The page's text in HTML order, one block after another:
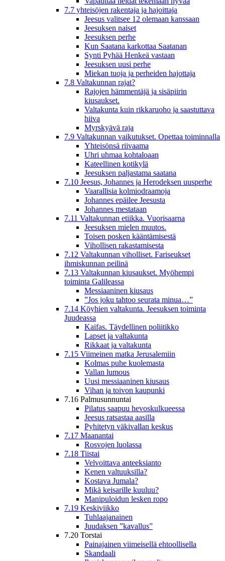
7.7 yhteisöjen rakentaja ja hajoittaja
Jeesus valitsee 12 olemaan kanssaan
Jeesuksen naiset
Jeesuksen perhe
Kun Saatana karkottaa Saatanan
Synti Pyhää Henkeä vastaan
Jeesuksen uusi perhe
Miekan tuoja ja perheiden hajottaja
7.8 Valtakunnan rajat?
Rajojen hämmentäjä ja sisäpiirin
kiusaukset.
Valtakunta kuin rikkaruoho ja saastuttava
hiiva
Myrskyävä raja
7.9 Valtakunnan vaikutukset. Opettaa toiminnalla
Yhteisönsä riivaama
Uhri uhmaa kohtaloaan
Kateellinen kotikylä
Jeesuksen paljastama saatana
7.10 Jeesus, Johannes ja Herodeksen uusperhe
Vaarallisia kolmiodraamoja
Johannes epäilee Jeesusta
Johannes mestataan
7.11 Valtakunnan etiikka. Vuorisaarna
Jeesuksen mielen muutos.
Toisen posken kääntämisestä
Vihollisen rakastamisesta
7.12 Valtakunnan viholliset. Fariseukset
ihmiskunnan peilinä
7.13 Valtakunnan kiusaukset. Myöhempi
toiminta Galileassa
Messiaaninen kiusaus
”Jos joku tahtoo seurata minua…”
7.14 Köyhien valtakunta. Jeesuksen toiminta
Juudeassa
Kaifas. Täydellinen poliitikko
Lapset ja valtakunta
Rikkaat ja valtakunta
7.15 Viimeinen matka Jerusalemiin
Kolmas puhe kuolemasta
Vallan lumous
Uusi messiaaninen kiusaus
Vihan ja toivon kaupunki
7.16 Palmusunnuntai
Pilatus saapuu hevoskulkueessa
Jeesus ratsastaa aasilla
Pyhitetyn väkivallan keskus
7.17 Maanantai
Rosvojen luolassa
7.18 Tiistai
Velvoittava anteeksianto
Kenen valtuuksilla?
Kostava Jumala?
Mikä keisarille kuuluu?
Manipuloidun lesken ropo
7.19 Keskiviikko
Tuhlaajanainen
Juudaksen ”kavallus”
7.20 Torstai
Painajainen viimeisellä ehtoollisella
Skandaali